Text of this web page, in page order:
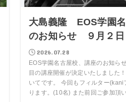
大島義隆 EOS学園
のお知らせ ９月２日
2026.07.28
EOS学園名古屋校、講座のお知ら
目の講座開催が決定いたしました
いてです。 今回もフィルター(kani
ります。(10名) また前回ご参加頂